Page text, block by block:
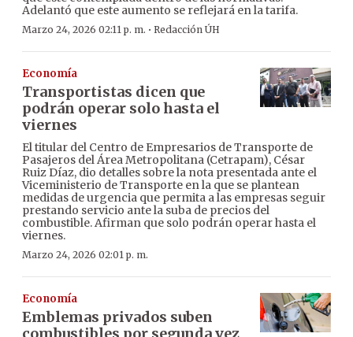
Adelantó que este aumento se reflejará en la tarifa.
Marzo 24, 2026 02:11 p. m. · Redacción ÚH
Economía
Transportistas dicen que
podrán operar solo hasta el
viernes
El titular del Centro de Empresarios de Transporte de
Pasajeros del Área Metropolitana (Cetrapam), César
Ruiz Díaz, dio detalles sobre la nota presentada ante el
Viceministerio de Transporte en la que se plantean
medidas de urgencia que permita a las empresas seguir
prestando servicio ante la suba de precios del
combustible. Afirman que solo podrán operar hasta el
viernes.
Marzo 24, 2026 02:01 p. m.
Economía
Emblemas privados suben
combustibles por segunda vez